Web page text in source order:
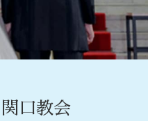
口教会